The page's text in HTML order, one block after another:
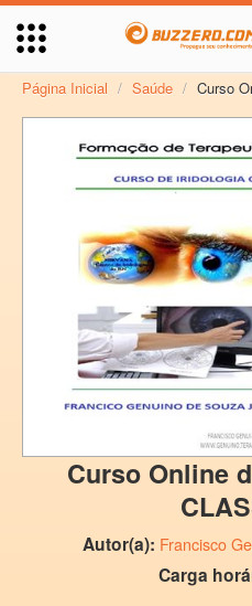
Página Inicial / Saúde / Curso
Curso Online
Autor(a): Francisco
Carga